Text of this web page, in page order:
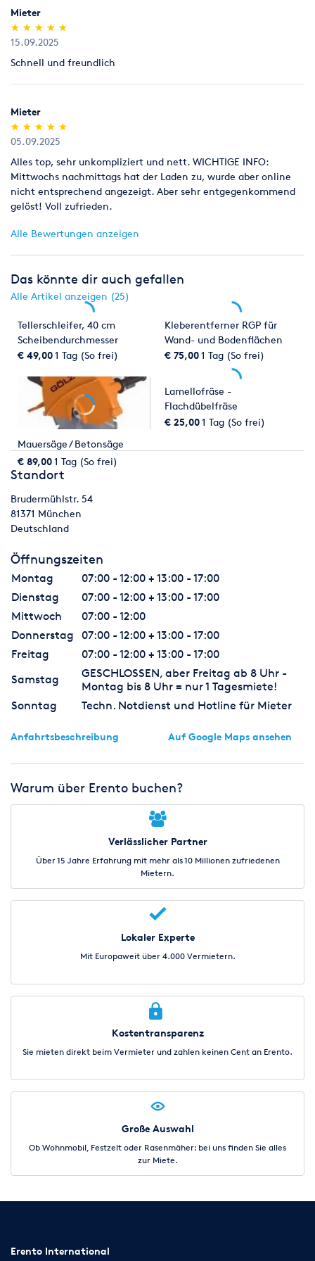
ungeöffnet (kein Anbruch).
Legitimation
Als Neukunde bitten wir Sie einen gültigen amtlichen
(Personalausweis).
Mieter
(*)
★
★
(*) ★
★
(*) ★
★
(*) ★
★
(*) ★
★
15.09.2025
Schnell und freundlich
Mieter
(*)
★
★
(*) ★
★
(*) ★
★
(*) ★
★
(*) ★
★
05.09.2025
Alles top, sehr unkompliziert und nett. WICHTIGE INFO:
Mittwochs nachmittags hat der Laden zu, wurde aber online
nicht entsprechend angezeigt. Aber sehr entgegenkommend
gelöst! Voll zufrieden.
Alle Bewertungen anzeigen
Das könnte dir auch gefallen
Alle Artikel anzeigen (25)
Tellerschleifer, 40 cm
Scheibendurchmesser
€ 49,001 Tag (So frei)
Kleberentferner RGP für
Wand- und Bodenflächen
€ 75,001 Tag (So frei)
Mauersäge / Betonsäge
€ 89,001 Tag (So frei)
Lamellofräse -
Flachdübelfräse
€ 25,001 Tag (So frei)
Standort
Brudermühlstr. 54
81371 München
Deutschland
Öffnungszeiten
Montag
07:00 - 12:00 + 13:00 - 17:00
Dienstag
07:00 - 12:00 + 13:00 - 17:00
Mittwoch
07:00 - 12:00
Donnerstag
07:00 - 12:00 + 13:00 - 17:00
Freitag
07:00 - 12:00 + 13:00 - 17:00
Samstag
GESCHLOSSEN, aber Freitag ab 8 Uhr -
Montag bis 8 Uhr = nur 1 Tagesmiete!
Sonntag
Techn. Notdienst und Hotline für Mieter
Anfahrtsbeschreibung Auf Google Maps ansehen
Warum über Erento buchen?
Verlässlicher Partner
Über 15 Jahre Erfahrung mit mehr als 10 Millionen zufriedenen
Mietern.
Lokaler Experte
Mit Europaweit über 4.000 Vermietern.
Kostentransparenz
Sie mieten direkt beim Vermieter und zahlen keinen Cent an Erento.
Große Auswahl
Ob Wohnmobil, Festzelt oder Rasenmäher: bei uns finden Sie alles
zur Miete.
Erento International